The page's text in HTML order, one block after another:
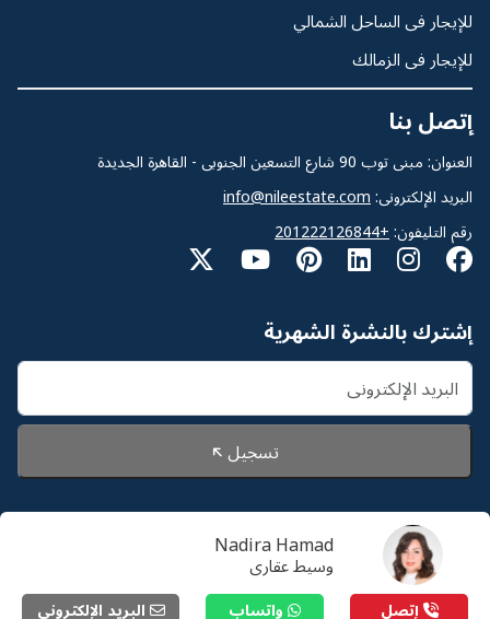
Nadira Hamad
وسيط عقارى
إتصل واتساب البريد الإلكترونى
للإيجار فى الساحل الشمالي
للإيجار فى الزمالك
إتصل بنا
العنوان: مبنى توب 90 شارع التسعين الجنوبى - القاهرة الجديدة
البريد الإلكترونى: info@nileestate.com
رقم التليفون: +201222126844
إشترك بالنشرة الشهرية
تسجيل
© 2026 Nileestate. جميع الحقوق محفوظة لشركة نايل
استيت
سياسة الخصوصية